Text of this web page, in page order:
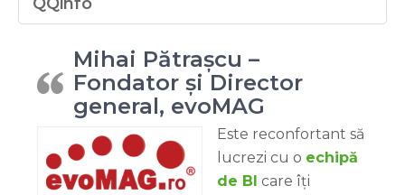
Mihai Pătrașcu –
Fondator și Director
general, evoMAG
Este reconfortant să
lucrezi cu o echipă
de BI care îți